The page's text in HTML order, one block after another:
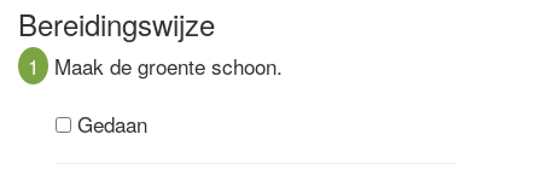
Bereidingswijze
1
Maak de groente schoon.
Gedaan